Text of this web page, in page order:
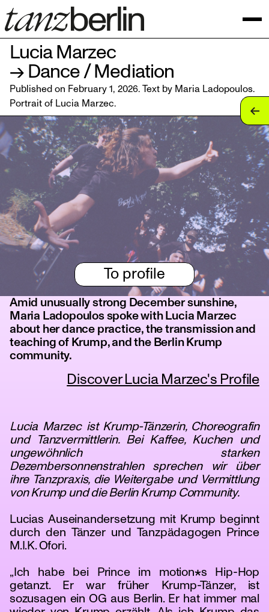
Lucia Marzec
→ Dance / Mediation
Published on February 1, 2026. Text by Maria Ladopoulos.
Portrait of Lucia Marzec.
Amid unusually strong December sunshine,
Maria Ladopoulos spoke with Lucia Marzec
about her dance practice, the transmission and
teaching of Krump, and the Berlin Krump
community.
Discover Lucia Marzec's Profile
Lucia Marzec ist Krump-Tänzerin, Choreografin
und Tanzvermittlerin. Bei Kaffee, Kuchen und
ungewöhnlich starken
Dezembersonnenstrahlen sprechen wir über
ihre Tanzpraxis, die Weitergabe und Vermittlung
von Krump und die Berlin Krump Community.
Lucias Auseinandersetzung mit Krump beginnt
durch den Tänzer und Tanzpädagogen Prince
M.I.K. Ofori.
„Ich habe bei Prince im motion*s Hip-Hop
getanzt. Er war früher Krump-Tänzer, ist
sozusagen ein OG aus Berlin. Er hat immer mal
To profile